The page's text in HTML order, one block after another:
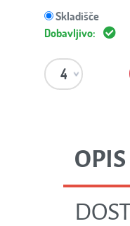
Skladišče
Dobavljivo:
OPIS